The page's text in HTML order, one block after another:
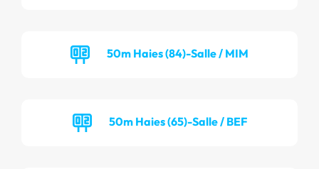
50m Haies (84)-Salle / MIM
50m Haies (65)-Salle / BEF